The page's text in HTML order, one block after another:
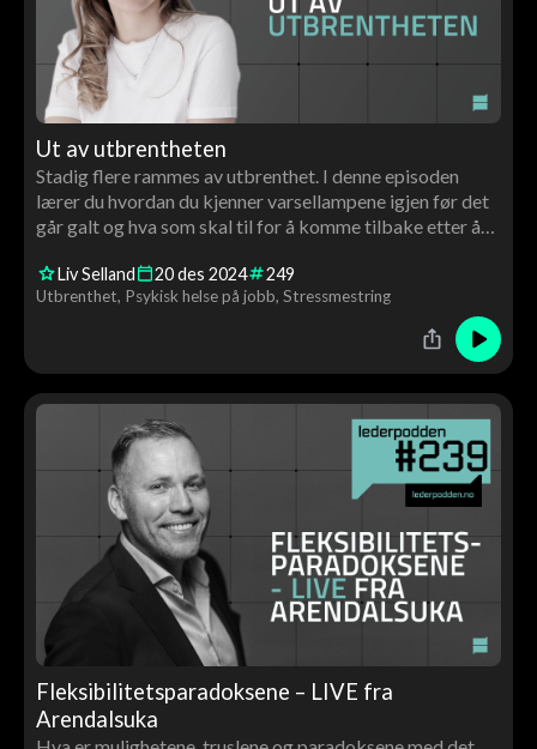
Ut av utbrentheten
Stadig flere rammes av utbrenthet. I denne episoden
lærer du hvordan du kjenner varsellampene igjen før det
går galt og hva som skal til for å komme tilbake etter å
Liv Selland 20des 2024 249
Utbrenthet Psykisk helse på jobb Stressmestring
Fleksibilitetsparadoksene – LIVE fra
Arendalsuka